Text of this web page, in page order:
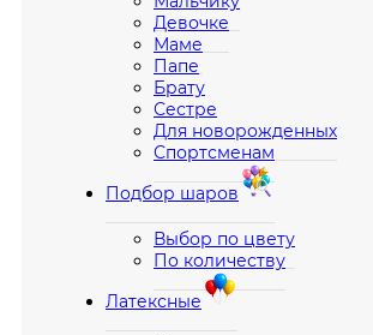
Девочке
Маме
Папе
Брату
Сестре
Для новорожденных
Спортсменам
Подбор шаров
Выбор по цвету
По количеству
Латексные